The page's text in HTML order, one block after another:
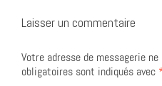
Laisser un commentaire
Votre adresse de messagerie
obligatoires sont indiqués avec